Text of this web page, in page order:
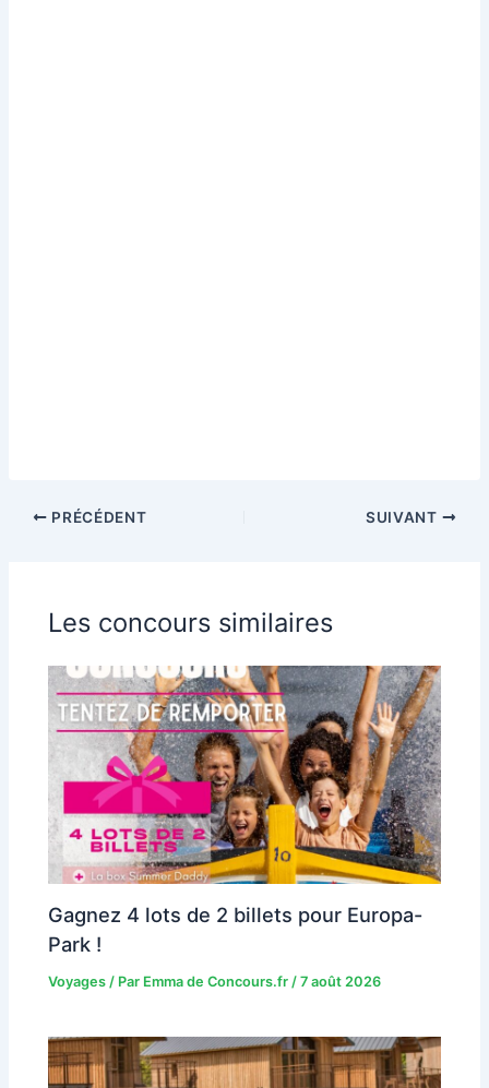
PRÉCÉDENT SUIVANT
Les concours similaires
Gagnez 4 lots de 2 billets pour Europa-
Park !
Voyages / Par Emma de Concours.fr /7 août 2026